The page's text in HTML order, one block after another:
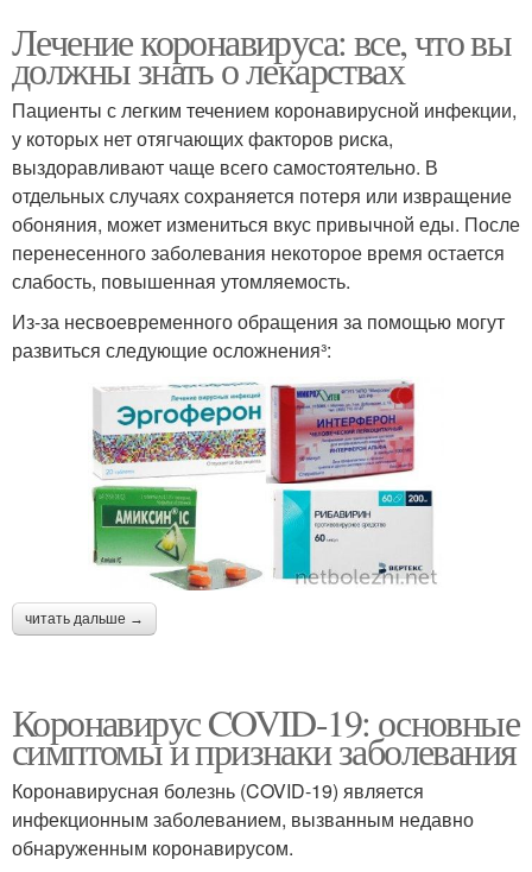
Лечение коронавируса: все, что вы
должны знать о лекарствах
Пациенты с легким течением коронавирусной инфекции,
у которых нет отягчающих факторов риска,
выздоравливают чаще всего самостоятельно. В
отдельных случаях сохраняется потеря или извращение
обоняния, может измениться вкус привычной еды. После
перенесенного заболевания некоторое время остается
слабость, повышенная утомляемость.
Из-за несвоевременного обращения за помощью могут
развиться следующие осложнения³:
читать дальше →
Коронавирус COVID-19: основные
симптомы и признаки заболевания
Коронавирусная болезнь (COVID-19) является
инфекционным заболеванием, вызванным недавно
обнаруженным коронавирусом.